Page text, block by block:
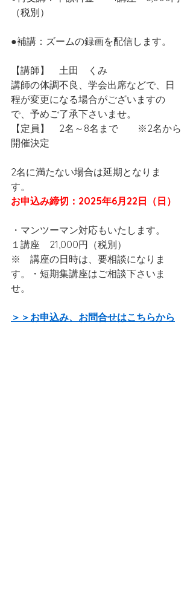
（税別）
●補講：ズームの録画を配信します。
【講師】　土田　くみ
講師の体調不良、学会出席などで、日
程が変更になる場合がございますの
で、予めご了承下さいませ。
【定員】　2名～8名まで
※2名から
開催決定
2名に満たない場合は延期となりま
す。
お申込み締切：2025年6月22日（日）
・マンツーマン対応もいたします。
１講座　21,000円（税別）
※　講座の日時は、要相談になりま
す。・短期集講座はご相談下さいま
せ。
＞＞お申込み、お問合せはこちらから